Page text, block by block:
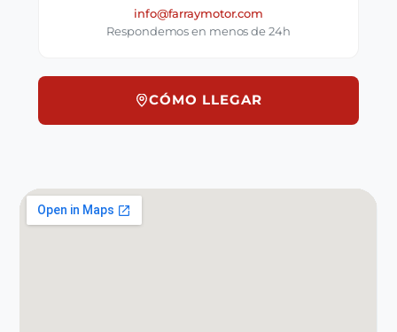
info@farraymotor.com
Respondemos en menos de 24h
CÓMO LLEGAR